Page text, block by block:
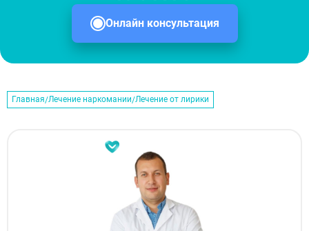
Онлайн консультация
Главная Лечение наркомании Лечение от лирики